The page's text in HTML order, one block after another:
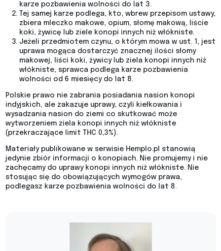
karze pozbawienia wolności do lat 3.
Tej samej karze podlega, kto, wbrew przepisom ustawy,
zbiera mleczko makowe, opium, słomę makową, liście
koki, żywicę lub ziele konopi innych niż włókniste.
Jeżeli przedmiotem czynu, o którym mowa w ust. 1, jest
uprawa mogąca dostarczyć znacznej ilości słomy
makowej, liści koki, żywicy lub ziela konopi innych niż
włókniste, sprawca podlega karze pozbawienia
wolności od 6 miesięcy do lat 8.
Polskie prawo nie zabrania posiadania nasion konopi
indyjskich, ale zakazuje uprawy, czyli kiełkowania i
wysadzania nasion do ziemi co skutkować może
wytworzeniem ziela konopi innych niż włókniste
(przekraczające limit THC 0,3%).
Materiały publikowane w serwisie Hemplo.pl stanowią
jedynie zbiór informacji o konopiach. Nie promujemy i nie
zachęcamy do uprawy konopi innych niż włókniste. Nie
stosując się do obowiązujących wymogów prawa,
podlegasz karze pozbawienia wolności do lat 8.